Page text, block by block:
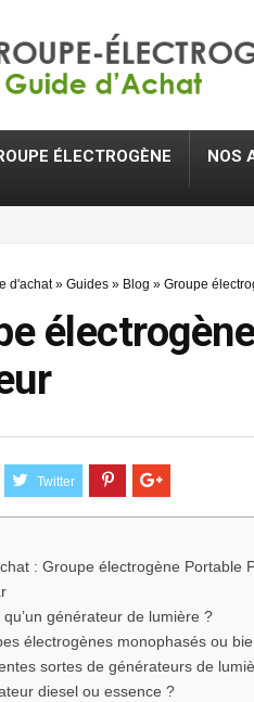
ÉLECTROGÈNE NOS
d'achat» Guides » Blog » Groupe
: Groupe électrogène Portable
qu’un générateur de lumière ?
électrogènes monophasés ou
sortes de générateurs de
diesel ou essence ?